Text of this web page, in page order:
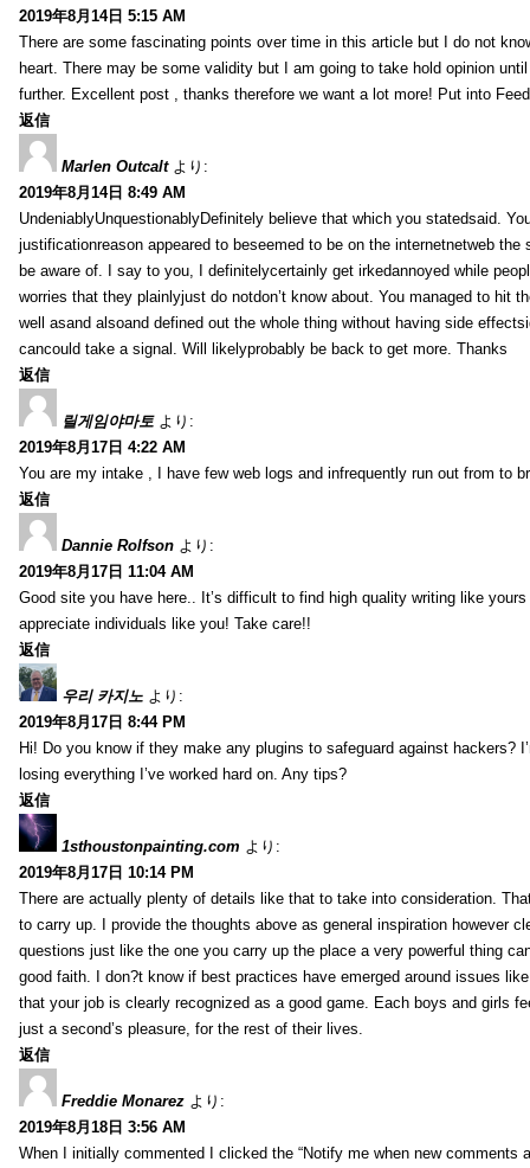
2019年8月14日 5:15 AM
There are some fascinating points over time in this article but I do not
heart. There may be some validity but I am going to take hold opinion
further. Excellent post , thanks therefore we want a lot more! Put into
返信
Marlen Outcalt より:
2019年8月14日 8:49 AM
UndeniablyUnquestionablyDefinitely believe that which you statedsaid.
justificationreason appeared to beseemed to be on the internetnetweb
be aware of. I say to you, I definitelycertainly get irkedannoyed while
worries that they plainlyjust do notdon’t know about. You managed to hit
well asand alsoand defined out the whole thing without having side
cancould take a signal. Will likelyprobably be back to get more. Thanks
返信
릴게임야마토 より:
2019年8月17日 4:22 AM
You are my intake , I have few web logs and infrequently run out from to
返信
Dannie Rolfson より:
2019年8月17日 11:04 AM
Good site you have here.. It’s difficult to find high quality writing like
appreciate individuals like you! Take care!!
返信
우리 카지노 より:
2019年8月17日 8:44 PM
Hi! Do you know if they make any plugins to safeguard against hackers?
losing everything I’ve worked hard on. Any tips?
返信
1sthoustonpainting.com より:
2019年8月17日 10:14 PM
There are actually plenty of details like that to take into consideration.
to carry up. I provide the thoughts above as general inspiration however
questions just like the one you carry up the place a very powerful thing
good faith. I don?t know if best practices have emerged around issues
that your job is clearly recognized as a good game. Each boys and girls
just a second’s pleasure, for the rest of their lives.
返信
Freddie Monarez より:
2019年8月18日 3:56 AM
When I initially commented I clicked the “Notify me when new comments